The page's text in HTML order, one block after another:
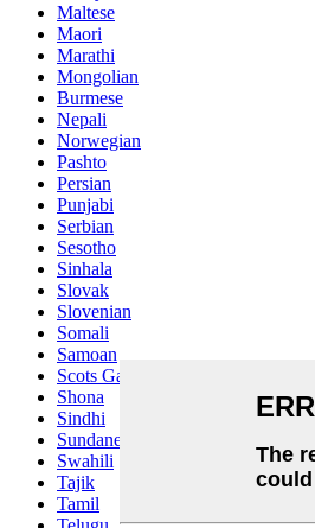
Maltese
Maori
Marathi
Mongolian
Burmese
Nepali
Norwegian
Pashto
Persian
Punjabi
Serbian
Sesotho
Sinhala
Slovak
Slovenian
Somali
Samoan
Scots Gaelic
Shona
Sindhi
Sundanese
Swahili
Tajik
Tamil